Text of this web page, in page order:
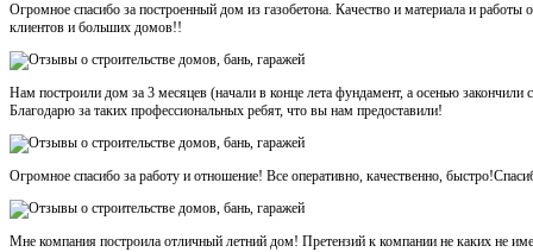
Огромное спасибо за построенный дом из газобетона. Качество и материала и
клиентов и больших домов!!
Нам построили дом за 3 месяцев (начали в конце лета фундамент, а осенью
Благодарю за таких профессиональных ребят, что вы нам предоставили!
Огромное спасибо за работу и отношение! Все оперативно, качественно,
Мне компания построила отличный летний дом! Претензий к компании не каких не